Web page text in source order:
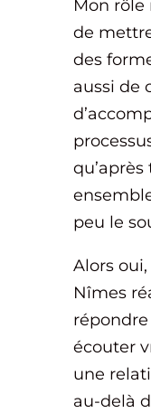
Mon rôle
de
des
aussi de
peu le
Alors
Nîmes
écouter
une
au-delà